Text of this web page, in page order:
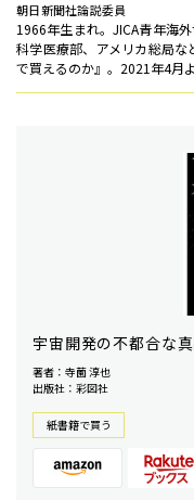
朝日新聞社論説委員
1966年生まれ。JICA青年海
科学医療部、アメリカ総局
で買えるのか』。2021年4月
宇宙開発の不都合な
著者：寺薗 淳也
出版社：彩図社
紙書籍で買う